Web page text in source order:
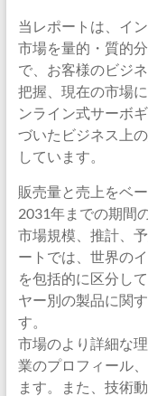
当レポートは、イ
市場を量的・質的
で、お客様のビジ
把握、現在の市場
ンライン式サーボ
づいたビジネス上
しています。
販売量と売上をベ
2031年までの期間
市場規模、推計、
ートでは、世界の
を包括的に区分し
ヤー別の製品に関
す。
市場のより詳細な
業のプロフィール
ます。また、技術